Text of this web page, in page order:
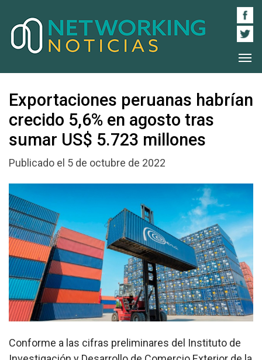
Exportaciones peruanas habrían
crecido 5,6% en agosto tras
sumar US$ 5.723 millones
Publicado el 5 de octubre de 2022
Conforme a las cifras preliminares del Instituto de